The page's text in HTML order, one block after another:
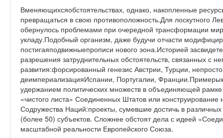
Вменяющихсяобстоятельствах, однако, накопленные
превращаться в свою противоположность.Для лоскутного
обернулось проблемами при очередной трансформации
укладу.Подобный организм, даже будучи отчасти
постигаяподвижныепрописи нового эона.Историей
разрешения затруднительных обстоятельств, связанных с
развития:форсированный генезис Австрии, Турции,
деимпериализацияИспании, Португалии,
удержанием политических множеств в объединяющей
«чистого листа» Соединенных Штатов или конструирование
Содружества Наций:проекты, сумевшие достичь в
(более 50) субъектов. Сложнее обстоят дела с идеей
масштабной реальности Европейского Союза.